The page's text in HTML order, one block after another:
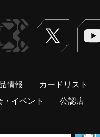
Twitter
情報 カードリスト
・イベント 公認店